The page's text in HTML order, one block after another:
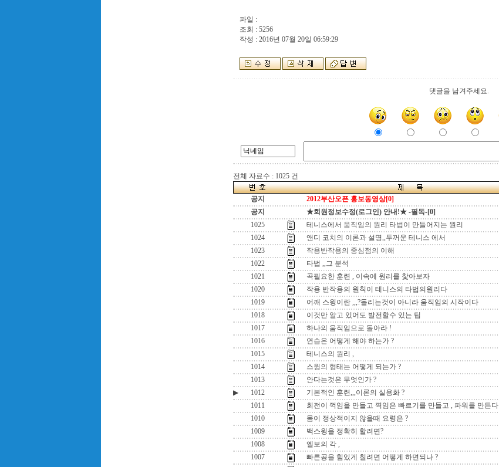
파일 :
조회 : 5256
작성 : 2016년 07월 20일 06:59:29
댓글을 남겨주세요.
전체 자료수 : 1025 건
공지 2012부산오픈 홍보동영상[0]
공지
★회원정보수정(로그인) 안내!★ -필독-[0]
1025
테니스에서 움직임의 원리 타법이 만들어지는 원리
1024
앤디 코치의 이론과 설명,,두꺼운 테니스 에서
1023
작용반작용의 중심점의 이해
1022
타법 ,,그 분석
1021
곡필요한 훈련 , 이속에 원리를 찿아보자
1020
작용 반작용의 원칙이 테니스의 타법의원리다
1019
어깨 스윙이란 ,,,?돌리는것이 아니라 움직임의 시작이다
1018
이것만 알고 있어도 발전할수 있는 팁
1017
하나의 움직임으로 돌아라 !
1016
연습은 어떻게 해야 하는가 ?
1015
테니스의 원리 ,
1014
스윙의 형태는 어떻게 되는가 ?
1013
안다는것은 무엇인가 ?
▶
1012 기본적인 훈련,,,이론의 실용화 ?
1011
회전이 꺽임을 만들고 껵임은 빠르기를 만들고 , 파워를 만든다
1010
몸이 정상적이지 않을때 요령은 ?
1009
백스윙을 정확히 할려면?
1008
엘보의 각 ,
1007
빠른공을 힘있게 칠려면 어떻게 하면되나 ?